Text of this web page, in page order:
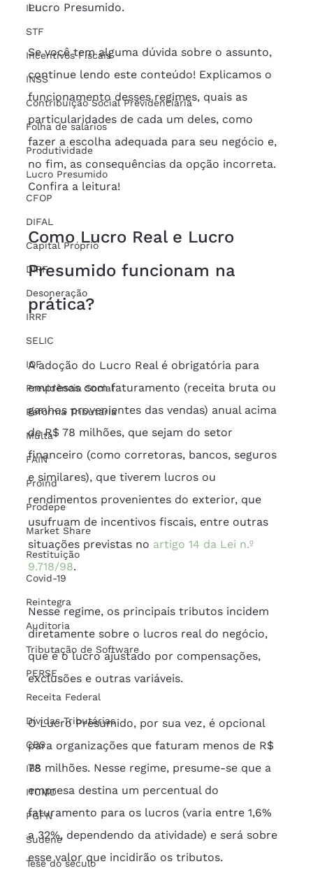
IPI
STF
Incentivos Fiscais
INSS
Contribuição Social Previdenciária
Folha de salários
Produtividade
Lucro Presumido
CFOP
DIFAL
Capital Próprio
DIRF
Desoneração
IRRF
SELIC
IOF
Previdência Social
Reforma Tributária
Multa
FAIN
Proind
Prodepe
Market Share
Restituição
Covid-19
Reintegra
Auditoria
Tributação de Software
PERSE
Receita Federal
Dívidas Tributárias
CBS
IBS
ITCMD
PGFN
Sudene
Tese do século
Lucro Presumido.
Se você tem alguma dúvida sobre o assunto,
continue lendo este conteúdo! Explicamos o
funcionamento desses regimes, quais as
particularidades de cada um deles, como
fazer a escolha adequada para seu negócio e,
no fim, as consequências da opção incorreta.
Confira a leitura!
Como Lucro Real e Lucro
Presumido funcionam na
prática?
A adoção do Lucro Real é obrigatória para
empresas com faturamento (receita bruta ou
ganhos provenientes das vendas) anual acima
de R$ 78 milhões, que sejam do setor
financeiro (como corretoras, bancos, seguros
e similares), que tiverem lucros ou
rendimentos provenientes do exterior, que
usufruam de incentivos fiscais, entre outras
situações previstas no artigo 14 da Lei n.º
9.718/98.
Nesse regime, os principais tributos incidem
diretamente sobre o lucros real do negócio,
que é o lucro ajustado por compensações,
exclusões e outras variáveis.
O Lucro Presumido, por sua vez, é opcional
para organizações que faturam menos de R$
78 milhões. Nesse regime, presume-se que a
empresa destina um percentual do
faturamento para os lucros (varia entre 1,6%
a 32%, dependendo da atividade) e será sobre
esse valor que incidirão os tributos.